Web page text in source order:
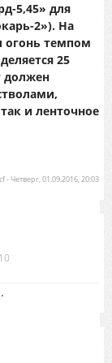
5,45» для
2»). На
огонь темпом
25
должен
и ленточное
-Четверг, 01.09.2016, 20:03